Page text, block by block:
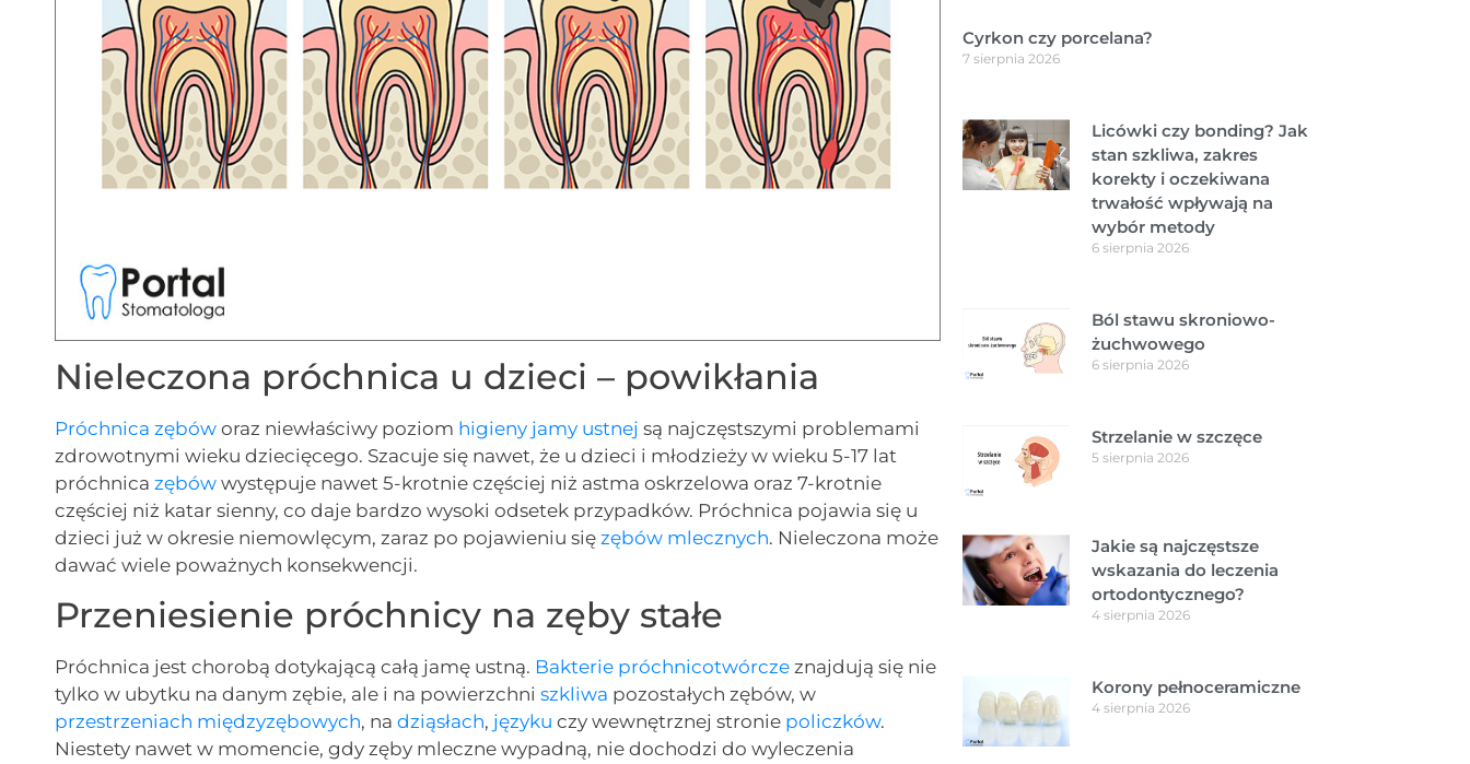
Nieleczona próchnica u dzieci – powikłania
Próchnica zębów oraz niewłaściwy poziom higieny jamy ustnej są najczęstszymi problemami
zdrowotnymi wieku dziecięcego. Szacuje się nawet, że u dzieci i młodzieży w wieku 5-17 lat
próchnicazębów występuje nawet 5-krotnie częściej niż astma oskrzelowa oraz 7-krotnie
częściej niż katar sienny, co daje bardzo wysoki odsetek przypadków. Próchnica pojawia się u
dzieci już w okresie niemowlęcym, zaraz po pojawieniu sięzębów mlecznych. Nieleczona może
dawać wiele poważnych konsekwencji.
Przeniesienie próchnicy na zęby stałe
Próchnica jest chorobą dotykającą całą jamę ustną. Bakterie próchnicotwórcze znajdują się nie
tylko w ubytku na danym zębie, ale i na powierzchniszkliwa pozostałych zębów, w
przestrzeniach międzyzębowych, nadziąsłach, języku czy wewnętrznej stronie policzków.
Niestety nawet w momencie, gdy zęby mleczne wypadną, nie dochodzi do wyleczenia
Cyrkon czy porcelana?
7 sierpnia 2026
Licówki czy bonding? Jak
stan szkliwa, zakres
korekty i oczekiwana
trwałość wpływają na
wybór metody
6 sierpnia 2026
Ból stawu skroniowo-
żuchwowego
6 sierpnia 2026
Strzelanie w szczęce
5 sierpnia 2026
Jakie są najczęstsze
wskazania do leczenia
ortodontycznego?
4 sierpnia 2026
Korony pełnoceramiczne
4 sierpnia 2026